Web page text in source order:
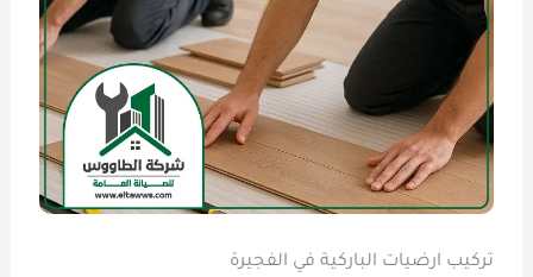
تركيب ارضيات الباركية في الفجيرة